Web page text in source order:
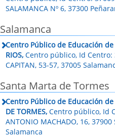
SALAMANCA Nº 6, 37300
Salamanca
Centro Público de Educación de
RIOS, Centro público, Id Centro:
CAPITAN, 53-57, 37005
Santa Marta de Tormes
Centro Público de Educación
DE TORMES, Centro público, Id
ANTONIO MACHADO, 16,
Salamanca